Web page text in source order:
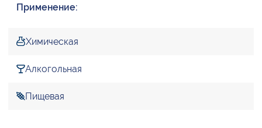
Применение:
Химическая
Алкогольная
Пищевая